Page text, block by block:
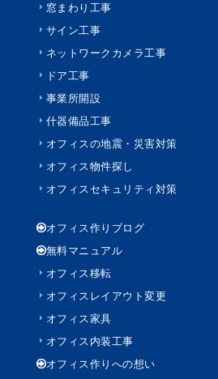
窓まわり工事
サイン工事
ネットワークカメラ工事
ドア工事
事業所開設
什器備品工事
オフィスの地震・災害対策
オフィス物件探し
オフィスセキュリティ対策
オフィス作りブログ
無料マニュアル
オフィス移転
オフィスレイアウト変更
オフィス家具
オフィス内装工事
オフィス作りへの想い